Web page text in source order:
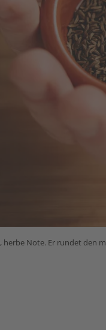
herbe Note. Er rundet den